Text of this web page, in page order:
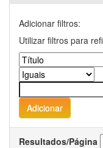
Adicionar filtros:
Utilizar filtros para
Resultados/Página